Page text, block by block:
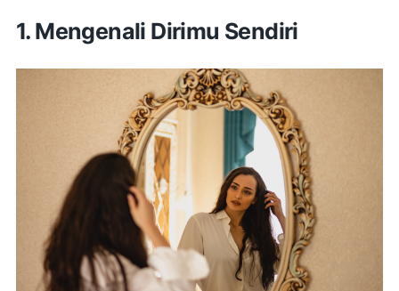
1. Mengenali Dirimu Sendiri